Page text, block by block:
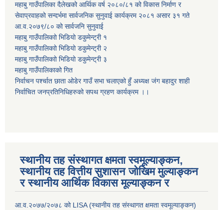
महाबु गाउँपालिका दैलेखको आर्थिक वर्ष २०८०/८१ को विकास निर्माण र
सेवाप्रवाहको सन्दर्भमा सार्वजनिक सुनुवाई कार्यक्रम २०८१ असार ३१ गते
आ.व.२०७९/८० को सार्वजनि सुनुवाई
महाबु गाउँपालिकाो भिडियो डकुमेन्ट्री १
महाबु गाउँपालिकाो भिडियो डकुमेन्ट्री २
महाबु गाउँपालिकाो भिडियो डकुमेन्ट्री ३
महाबु गाउँपालिकाको गित
निर्वाचन पर्श्चात छाता ओडेर गाउँ सभा चलाएको हुँ अध्यक्ष जंग बहादुर शाही
निर्वाचित जनप्रतिनिधिहरुको सपथ ग्रहण कार्यक्रम ।।
स्थानीय तह संस्थागत क्षमता स्वमूल्याङ्कन,
स्थानीय तह वित्तीय सुशासन जोखिम मुल्याङ्कन
र स्थानीय आर्थिक विकास मूल्याङ्कन र
आ.व.२०७७/२०७८ को LISA (स्थानीय तह संस्थागत क्षमता स्वमूल्याङ्कन)